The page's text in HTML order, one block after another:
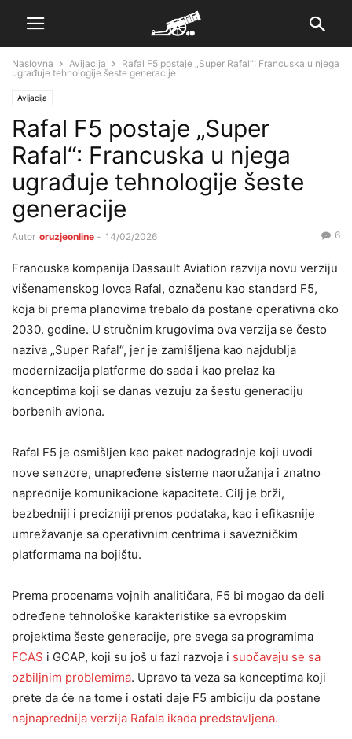
Naslovna Avijacija
Rafal F5 postaje „Super Rafal“: Francuska u njega
ugrađuje tehnologije šeste generacije
Avijacija
Rafal F5 postaje „Super
Rafal“: Francuska u njega
ugrađuje tehnologije šeste
generacije
Autor oruzjeonline - 14/02/2026 6
Francuska kompanija Dassault Aviation razvija novu verziju
višenamenskog lovca Rafal, označenu kao standard F5,
koja bi prema planovima trebalo da postane operativna oko
2030. godine. U stručnim krugovima ova verzija se često
naziva „Super Rafal“, jer je zamišljena kao najdublja
modernizacija platforme do sada i kao prelaz ka
konceptima koji se danas vezuju za šestu generaciju
borbenih aviona.
Rafal F5 je osmišljen kao paket nadogradnje koji uvodi
nove senzore, unapređene sisteme naoružanja i znatno
naprednije komunikacione kapacitete. Cilj je brži,
bezbedniji i precizniji prenos podataka, kao i efikasnije
umrežavanje sa operativnim centrima i savezničkim
platformama na bojištu.
Prema procenama vojnih analitičara, F5 bi mogao da deli
određene tehnološke karakteristike sa evropskim
projektima šeste generacije, pre svega sa programima
FCAS i GCAP, koji su još u fazi razvoja i suočavaju se sa
ozbiljnim problemima. Upravo ta veza sa konceptima koji
prete da će na tome i ostati daje F5 ambiciju da postane
najnaprednija verzija Rafala ikada predstavljena.